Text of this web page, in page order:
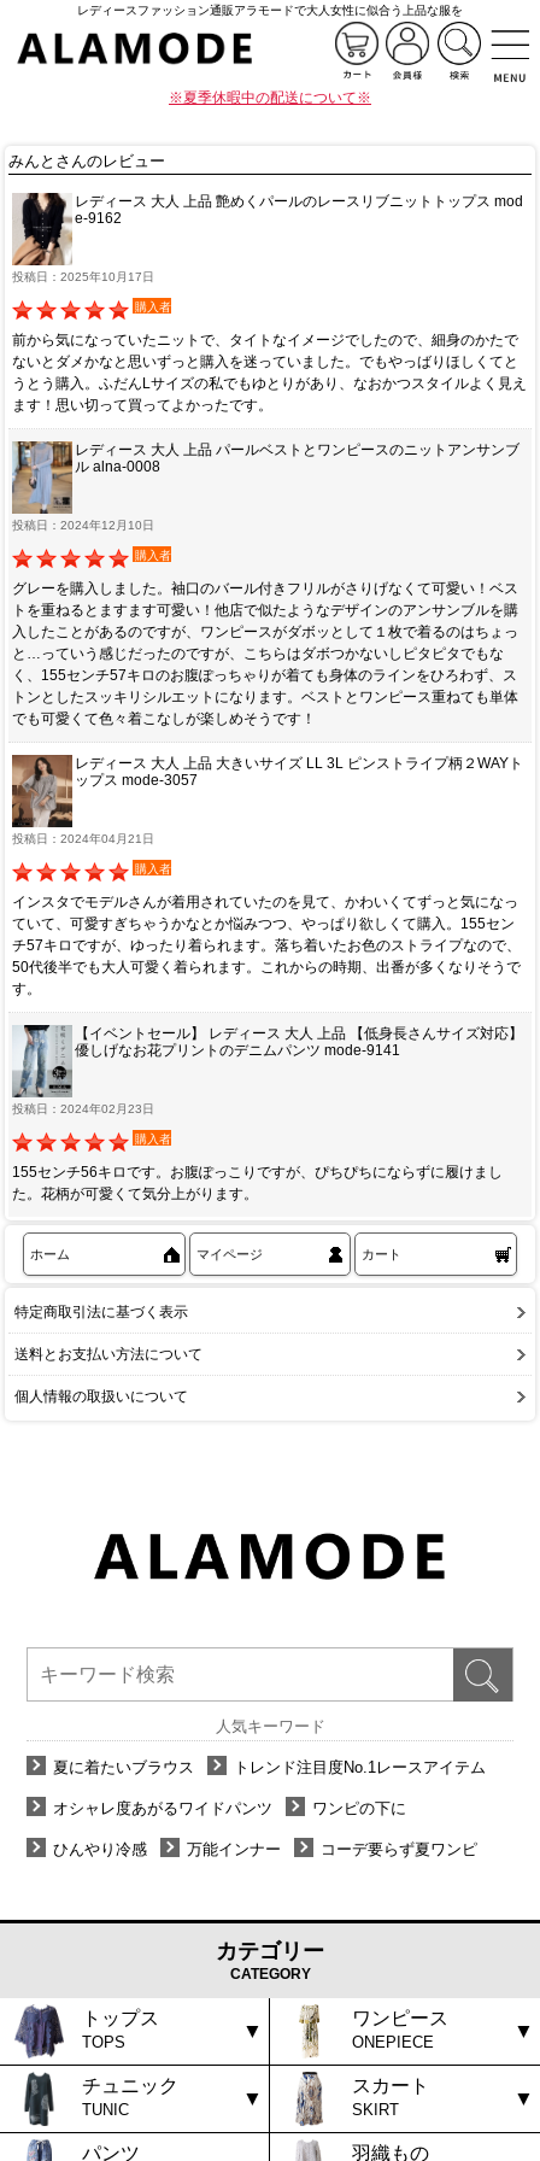
レディースファッション通販アラモードで大人女性に似合う上品な服を
※夏季休暇中の配送について※
みんとさんのレビュー
レディース 大人 上品 艶めくパールのレースリブニットトップス mod
e-9162
投稿日：2025年10月17日
購入者
前から気になっていたニットで、タイトなイメージでしたので、細身のかたで
ないとダメかなと思いずっと購入を迷っていました。でもやっばりほしくてと
うとう購入。ふだんLサイズの私でもゆとりがあり、なおかつスタイルよく見え
ます！思い切って買ってよかったです。
レディース 大人 上品 パールベストとワンピースのニットアンサンブ
ル alna-0008
投稿日：2024年12月10日
購入者
グレーを購入しました。袖口のバール付きフリルがさりげなくて可愛い！ベス
トを重ねるとますます可愛い！他店で似たようなデザインのアンサンブルを購
入したことがあるのですが、ワンピースがダボッとして１枚で着るのはちょっ
と…っていう感じだったのですが、こちらはダボつかないしピタピタでもな
く、155センチ57キロのお腹ぽっちゃりが着ても身体のラインをひろわず、ス
トンとしたスッキリシルエットになります。ベストとワンピース重ねても単体
でも可愛くて色々着こなしが楽しめそうです！
レディース 大人 上品 大きいサイズ LL 3L ピンストライプ柄２WAYト
ップス mode-3057
投稿日：2024年04月21日
購入者
インスタでモデルさんが着用されていたのを見て、かわいくてずっと気になっ
ていて、可愛すぎちゃうかなとか悩みつつ、やっぱり欲しくて購入。155セン
チ57キロですが、ゆったり着られます。落ち着いたお色のストライプなので、
50代後半でも大人可愛く着られます。これからの時期、出番が多くなりそうで
す。
【イベントセール】 レディース 大人 上品 【低身長さんサイズ対応】
優しげなお花プリントのデニムパンツ mode-9141
投稿日：2024年02月23日
購入者
155センチ56キロです。お腹ぽっこりですが、ぴちぴちにならずに履けまし
た。花柄が可愛くて気分上がります。
ホーム マイページ カート
特定商取引法に基づく表示
送料とお支払い方法について
個人情報の取扱いについて
人気キーワード
夏に着たいブラウス トレンド注目度No.1レースアイテム
オシャレ度あがるワイドパンツ ワンピの下に
ひんやり冷感 万能インナー コーデ要らず夏ワンピ
カテゴリー
CATEGORY
トップス
TOPS
ワンピース
ONEPIECE
チュニック
TUNIC
スカート
SKIRT
パンツ 羽織もの